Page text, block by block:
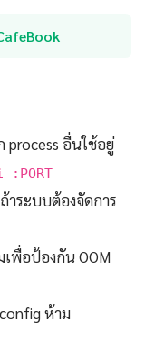
process อื่นใช้อยู่
าระบบต้องจัดการ
พื่อป้องกัน OOM
ห้าม